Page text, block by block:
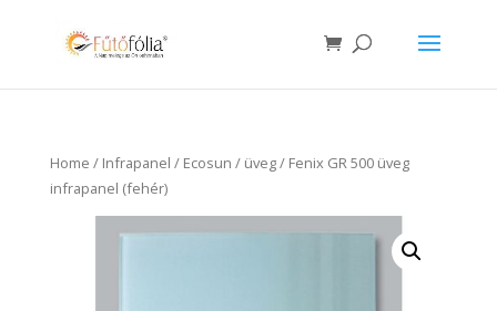
Home / Infrapanel / Ecosun / üveg/ Fenix GR 500 üveg
infrapanel (fehér)